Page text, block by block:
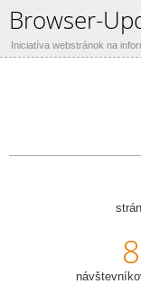
Browser-
Iniciatíva webstránok na